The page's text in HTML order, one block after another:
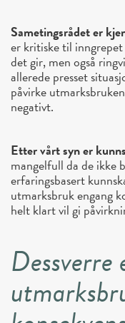
Sametingsrådet er
er kritiske til inngrepet
det gir, men også
allerede presset
påvirke
negativt.
Etter vårt syn er
mangelfull da de ikke
erfaringsbasert
utmarksbruk engang
helt klart vil gi
Dessverre